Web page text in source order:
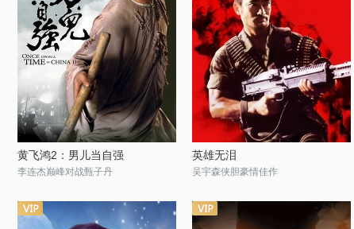
黄飞鸿2：男儿当自强
李连杰巅峰对战甄子丹
英雄无泪
吴宇森侠胆豪情佳作